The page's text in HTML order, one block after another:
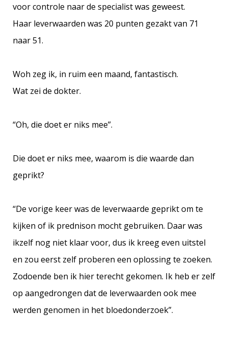
voor controle naar de specialist was geweest.
Haar leverwaarden was 20 punten gezakt van 71
naar 51.
Woh zeg ik, in ruim een maand, fantastisch.
Wat zei de dokter.
“Oh, die doet er niks mee”.
Die doet er niks mee, waarom is die waarde dan
geprikt?
“De vorige keer was de leverwaarde geprikt om te
kijken of ik prednison mocht gebruiken. Daar was
ikzelf nog niet klaar voor, dus ik kreeg even uitstel
en zou eerst zelf proberen een oplossing te zoeken.
Zodoende ben ik hier terecht gekomen. Ik heb er zelf
op aangedrongen dat de leverwaarden ook mee
werden genomen in het bloedonderzoek”.